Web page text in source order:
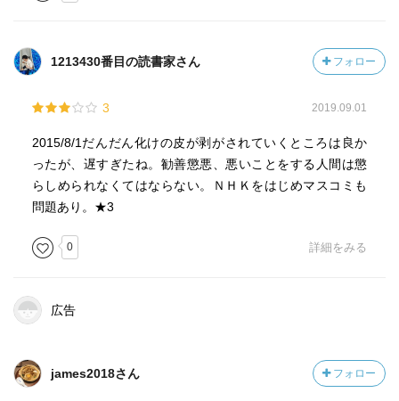
1213430番目の読書家さん フォロー
3 2019.09.01
2015/8/1だんだん化けの皮が剥がされていくところは良か
ったが、遅すぎたね。勧善懲悪、悪いことをする人間は懲
らしめられなくてはならない。ＮＨＫをはじめマスコミも
問題あり。★3
0 詳細をみる
広告
james2018さん フォロー